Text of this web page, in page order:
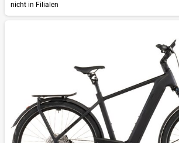
nicht in Filialen